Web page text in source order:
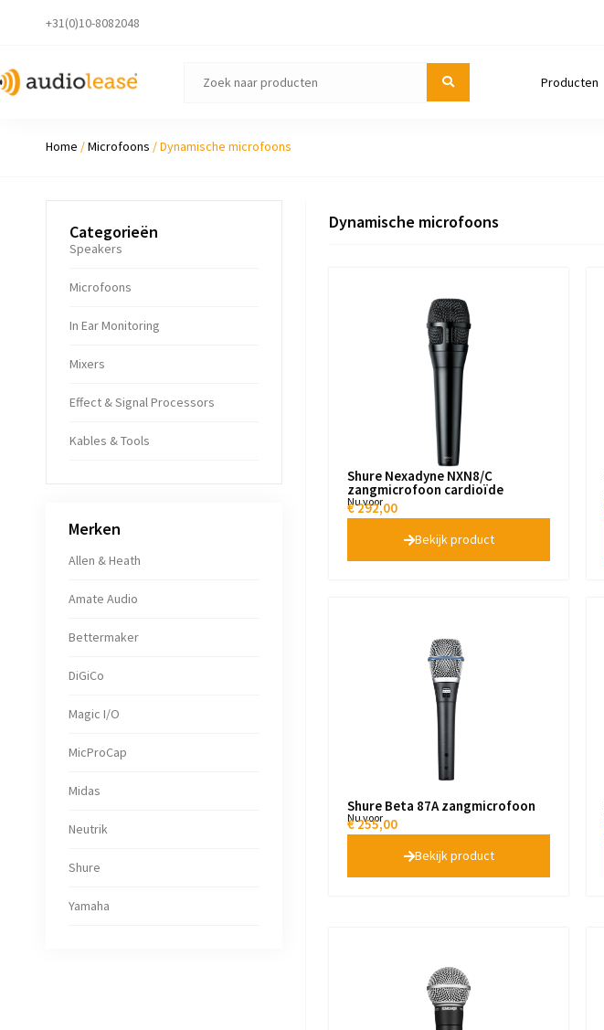
+31(0)10-8082048
Producten
Home /Microfoons / Dynamische microfoons
Categorieën
Speakers
Microfoons
In Ear Monitoring
Mixers
Ef­fect & Sig­nal Pro­cessors
Kables & Tools
Merken
Allen & Heath
Amate Audio
Bettermaker
DiGiCo
Magic I/O
MicProCap
Midas
Neutrik
Shure
Yamaha
Dynamische microfoons
Shure Nexadyne NXN8/C
zangmicrofoon cardioïde
Nu voor
€292,00
Bekijk product
Shure Beta 87A zangmicrofoon
Nu voor
€255,00
Bekijk product